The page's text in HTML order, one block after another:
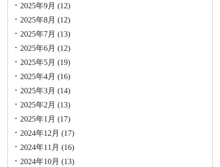
2025年9月 (12)
2025年8月 (12)
2025年7月 (13)
2025年6月 (12)
2025年5月 (19)
2025年4月 (16)
2025年3月 (14)
2025年2月 (13)
2025年1月 (17)
2024年12月 (17)
2024年11月 (16)
2024年10月 (13)